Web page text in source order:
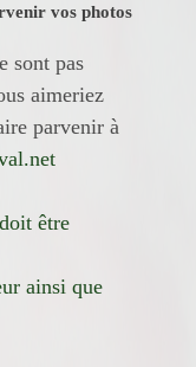
vos photos
sont pas
aimeriez
parvenir à
être
ainsi que